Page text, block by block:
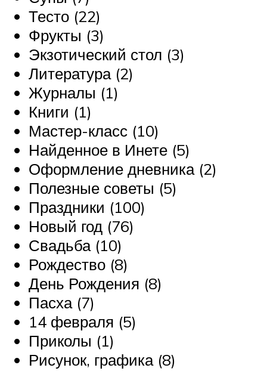
Тесто (22)
Фрукты (3)
Экзотический стол (3)
Литература (2)
Журналы (1)
Книги (1)
Мастер-класс (10)
Найденное в Инете (5)
Оформление дневника (2)
Полезные советы (5)
Праздники (100)
Новый год (76)
Свадьба (10)
Рождество (8)
День Рождения (8)
Пасха (7)
14 февраля (5)
Приколы (1)
Рисунок, графика (8)